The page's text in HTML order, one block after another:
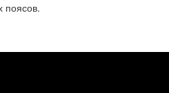
поясов.